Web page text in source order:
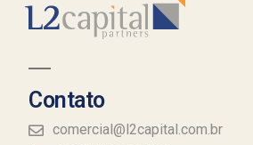
Contato
comercial@l2capital.com.br